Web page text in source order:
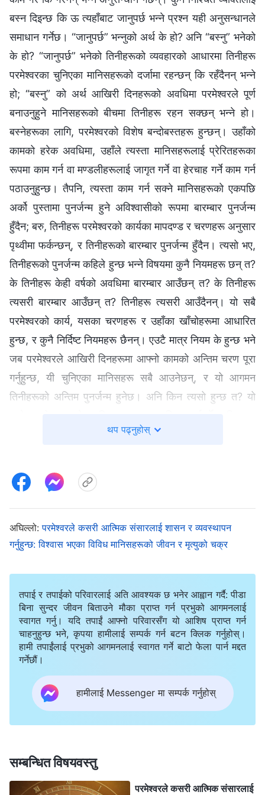
बस्‍न दिइन्छ कि ऊ त्यहाँबाट जानुपर्छ भन्‍ने प्रश्‍न यही अनुसन्धानले
समाधान गर्नेछ। “जानुपर्छ” भन्‍नुको अर्थ के हो? अनि “बस्‍नु” भनेको
के हो? “जानुपर्छ” भनेको तिनीहरूको व्यवहारको आधारमा तिनीहरू
परमेश्‍वरका चुनिएका मानिसहरूको दर्जामा रहन्छन् कि रहँदैनन् भन्‍ने
हो; “बस्‍नु” को अर्थ आखिरी दिनहरूको अवधिमा परमेश्‍वरले पूर्ण
बनाउनुहुने मानिसहरूको बीचमा तिनीहरू रहन सक्छन् भन्‍ने हो।
बस्‍नेहरूका लागि, परमेश्‍वरको विशेष बन्दोबस्तहरू हुन्छन्। उहाँको
कामको हरेक अवधिमा, उहाँले त्यस्ता मानिसहरूलाई प्रेरितहरूका
रूपमा काम गर्न वा मण्डलीहरूलाई जागृत गर्ने वा हेरचाह गर्ने काम गर्न
पठाउनुहुन्छ। तैपनि, त्यस्ता काम गर्न सक्‍ने मानिसहरूको एकपछि
अर्को पुस्तामा पुनर्जन्‍म हुने अविश्‍वासीको रूपमा बारम्‍बार पुनर्जन्‍म
हुँदैन; बरु, तिनीहरू परमेश्‍वरको कार्यका मापदण्ड र चरणहरू अनुसार
पृथ्वीमा फर्कन्छन्, र तिनीहरूको बारम्‍बार पुनर्जन्‍म हुँदैन। त्यसो भए,
तिनीहरूको पुनर्जन्‍म कहिले हुन्छ भन्‍ने विषयमा कुनै नियमहरू छन् त?
के तिनीहरू केही वर्षको अवधिमा बारम्‍बार आउँछन् त? के तिनीहरू
त्यसरी बारम्बार आउँछन् त? तिनीहरू त्यसरी आउँदैनन्। यो सबै
परमेश्‍वरको कार्य, यसका चरणहरू र उहाँका खाँचोहरूमा आधारित
हुन्छ, र कुनै निर्दिष्ट नियमहरू छैनन्। एउटै मात्र नियम के हुन्छ भने
जब परमेश्‍वरले आखिरी दिनहरूमा आफ्‍नो कामको अन्तिम चरण पूरा
गर्नुहुन्छ, यी चुनिएका मानिसहरू सबै आउनेछन्, र यो आगमन
तिनीहरूको अन्तिम पुनर्जन्‍म हुनेछ। अनि किन त्यसो हुन्छ त? यो
आधारित हुन्छ—किनभने कामको यो अन्तिम चरणको अवधिमा,
तुल्याउनुहुनेछ। यसको अर्थ के हो त? यो अन्तिम चरणको अवधिमा,
यदि यी मानिसहरूलाई पूर्ण र सिद्ध तुल्याइयो भने, तिनीहरूको
पहिलेको जस्तो पुनर्जन्‍म हुनेछैन; मानव हुनुको तिनीहरूको प्रक्रिया,
साथै तिनीहरूको पुनर्जन्मको प्रक्रिया पूर्ण रूपमा समाप्त भइसकेको
हुनेछ। यो बस्‍नेहरूसँग सम्‍बन्धित छ। त्यसो भए, बस्‍न नसक्‍नेहरू
अनि तिनीहरूले गरेका पापहरूको परिणामस्वरूप, तिनीहरू पनि
दण्डित हुनेछन्। तिनीहरूलाई दण्ड दिइसकिएपछि, परमेश्‍वरले
परिस्‍थितिहरू अनुरूप कि त तिनीहरूलाई अविश्‍वासीहरूका बीचमा
पठाउने बन्दोबस्त गर्नुहुनेछ कि त विश्‍वासका विभिन्‍न मानिसहरूका
बीचमा पठाउने बन्दोबस्त गर्नुहुनेछ। अर्को शब्‍दमा भन्दा, तिनीहरूका
लागि दुई वटा सम्भावित परिणाम हुन्छन्: एउटाचाहिँ दण्डित हुनु र
तिनीहरूले सबै अवसर गुमाउनेछन्; तैपनि, यदि तिनीहरू विश्‍वासका
थप पढ्नुहोस्
अघिल्लो:परमेश्‍वरले कसरी आत्मिक संसारलाई शासन र व्यवस्थापन
गर्नुहुन्छ: विश्‍वास भएका विविध मानिसहरूको जीवन र मृत्युको चक्र
तपाई र तपाईको परिवारलाई अति आवश्यक छ भनेर आह्वान गर्दै: पीडा
बिना सुन्दर जीवन बिताउने मौका प्राप्त गर्न प्रभुको आगमनलाई
स्वागत गर्नु। यदि तपाईं आफ्नो परिवारसँग यो आशिष प्राप्त गर्न
चाहनुहुन्छ भने, कृपया हामीलाई सम्पर्क गर्न बटन क्लिक गर्नुहोस्।
हामी तपाईंलाई प्रभुको आगमनलाई स्वागत गर्ने बाटो फेला पार्न मद्दत
गर्नेछौं।
हामीलाई Messenger मा सम्पर्क गर्नुहोस्
सम्बन्धित विषयवस्तु
परमेश्‍वरले कसरी आत्मिक संसारलाई